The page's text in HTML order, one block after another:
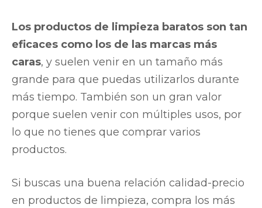
Los productos de limpieza baratos son tan
eficaces como los de las marcas más
caras, y suelen venir en un tamaño más
grande para que puedas utilizarlos durante
más tiempo. También son un gran valor
porque suelen venir con múltiples usos, por
lo que no tienes que comprar varios
productos.
Si buscas una buena relación calidad-precio
en productos de limpieza, compra los más